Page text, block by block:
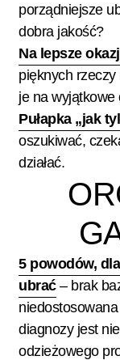
porządniejsze
dobra jakość?
Na lepsze
pięknych rzeczy
je na wyjątkowe
Pułapka „jak
oszukiwać,
działać.
5 powodów,
ubrać– brak
diagnozy jest
odzieżowego